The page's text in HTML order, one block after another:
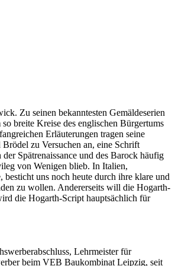
Zu seinen bekanntesten Gemäldeserien
breite Kreise des englischen Bürgertums
Erläuterungen tragen seine
zu Versuchen an, eine Schrift
Spätrenaissance und des Barock häufig
von Wenigen blieb. In Italien,
uns noch heute durch ihre klare und
zu wollen. Andererseits will die Hogarth-
die Hogarth-Script hauptsächlich für
Lehrmeister für
beim VEB Baukombinat Leipzig, seit